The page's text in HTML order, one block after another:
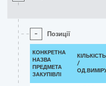
- Позиції
КОНКРЕТНА
НАЗВА
ПРЕДМЕТА
ЗАКУПІВЛІ
КІЛЬКІСТЬ
/